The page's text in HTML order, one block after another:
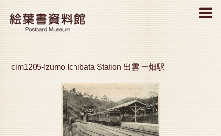
MENU
cim1205-Izumo Ichibata Station 出雲 一畑駅